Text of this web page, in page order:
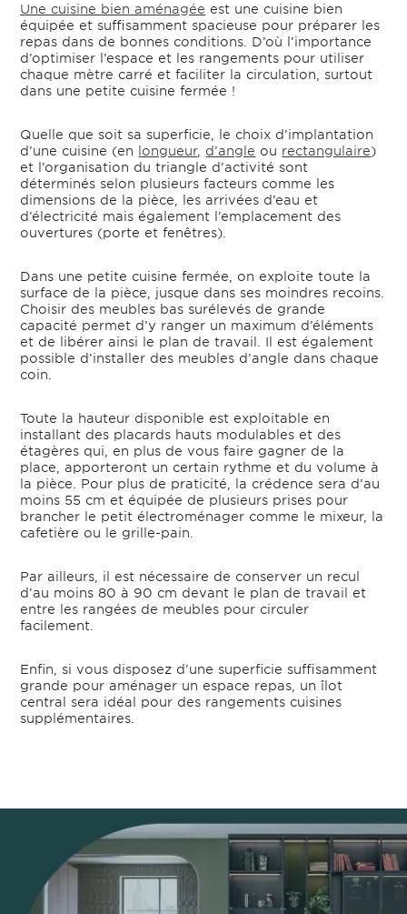
Une cuisine bien aménagée est une cuisine bien
équipée et suffisamment spacieuse pour préparer les
repas dans de bonnes conditions. D’où l’importance
d’optimiser l’espace et les rangements pour utiliser
chaque mètre carré et faciliter la circulation, surtout
dans une petite cuisine fermée !
Quelle que soit sa superficie, le choix d’implantation
d’une cuisine (en longueur, d’angle ou rectangulaire)
et l’organisation du triangle d’activité sont
déterminés selon plusieurs facteurs comme les
dimensions de la pièce, les arrivées d’eau et
d’électricité mais également l’emplacement des
ouvertures (porte et fenêtres).
Dans une petite cuisine fermée, on exploite toute la
surface de la pièce, jusque dans ses moindres recoins.
Choisir des meubles bas surélevés de grande
capacité permet d’y ranger un maximum d’éléments
et de libérer ainsi le plan de travail. Il est également
possible d’installer des meubles d’angle dans chaque
coin.
Toute la hauteur disponible est exploitable en
installant des placards hauts modulables et des
étagères qui, en plus de vous faire gagner de la
place, apporteront un certain rythme et du volume à
la pièce. Pour plus de praticité, la crédence sera d’au
moins 55 cm et équipée de plusieurs prises pour
brancher le petit électroménager comme le mixeur, la
cafetière ou le grille-pain.
Par ailleurs, il est nécessaire de conserver un recul
d’au moins 80 à 90 cm devant le plan de travail et
entre les rangées de meubles pour circuler
facilement.
Enfin, si vous disposez d’une superficie suffisamment
grande pour aménager un espace repas, un îlot
central sera idéal pour des rangements cuisines
supplémentaires.